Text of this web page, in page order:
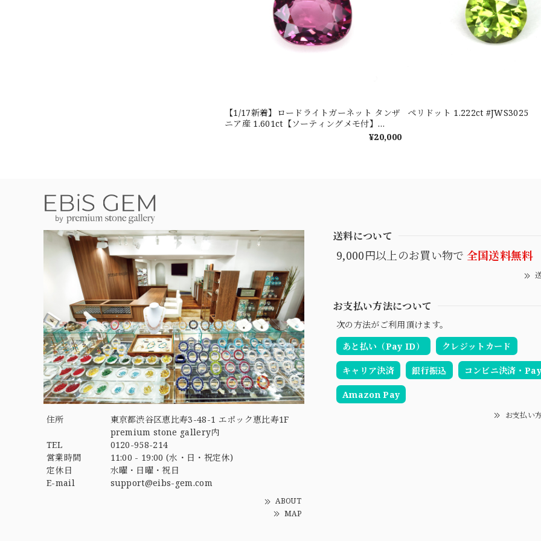
【1/17新着】ロードライトガーネット タンザ
ニア産 1.601ct【ソーティングメモ付】
¥20,000
ペリドット 1.222ct #JWS3025
住所
東京都渋谷区恵比寿3-48-1 エポック恵比寿1F
premium stone gallery内
TEL
0120-958-214
営業時間
11:00 - 19:00 (水・日・祝定休)
定休日
水曜・日曜・祝日
E-mail
support@eibs-gem.com
ABOUT
MAP
送料について
9,000円以上のお買い物で 全国送料無料
お支払い方法について
次の方法がご利用頂けます。
あと払い（Pay ID）
クレジットカード
キャリア決済 銀行振込 コンビニ決済・
Amazon Pay
お支払い